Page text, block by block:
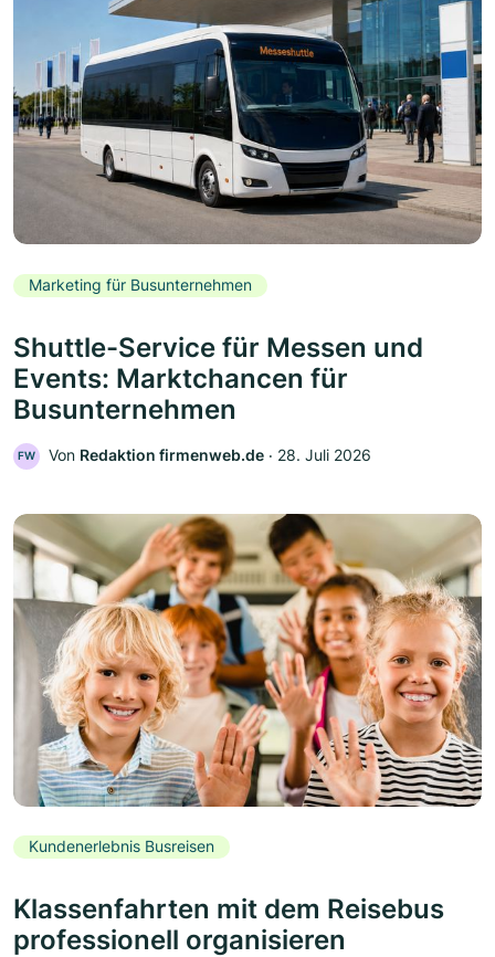
Marketing für Busunternehmen
Shuttle-Service für Messen und
Events: Marktchancen für
Busunternehmen
FW Von Redaktion firmenweb.de ‧ 28. Juli 2026
Kundenerlebnis Busreisen
Klassenfahrten mit dem Reisebus
professionell organisieren